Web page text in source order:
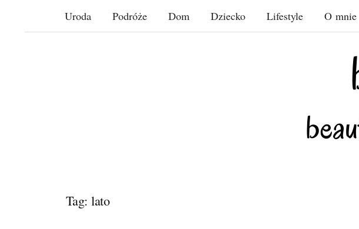
Uroda Podróże Dom Dziecko Lifestyle O mnie
Tag: lato